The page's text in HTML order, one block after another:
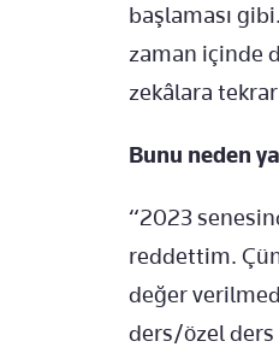
başlaması
zaman içinde
zekâlara
Bunu neden
“2023
reddettim.
değer
ders/özel ders